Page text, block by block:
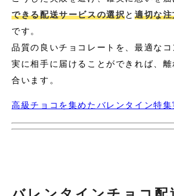
できる配送サービスの選択と 適切な
です。
品質の良いチョコレートを、最適な
実に相手に届けることができれば、
合います。
高級チョコを集めたバレンタイン特集